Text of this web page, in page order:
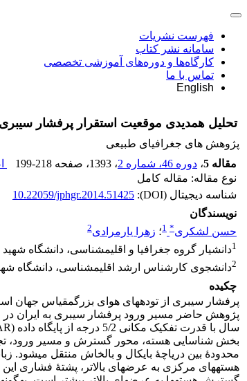
فهرست نشریات
سامانه نشر کتاب
کارگاه‌ها و دوره‌های آموزشی تخصصی
تماس با ما
English
تحلیل همدیدی موقعیت استقرار پرفشار
پژوهش های جغرافیای طبیعی
مقاله 5
، دوره 46، شماره 2 ، 1393 ، صفحه 199-218
نوع مقاله: مقاله کامل
شناسه دیجیتال (DOI):
10.22059/jphgr.2014.51425
نویسندگان
حسن لشکری*
1؛ زهرا یارمرادی2
1دانشیار گروه جغرافیا و اقلیم‎شناسی، دانشگاه شهید بهشتی
2دانشجوی کارشناس ارشد اقلیم‎شناسی، دانشگاه شهید بهشتی
چکیده